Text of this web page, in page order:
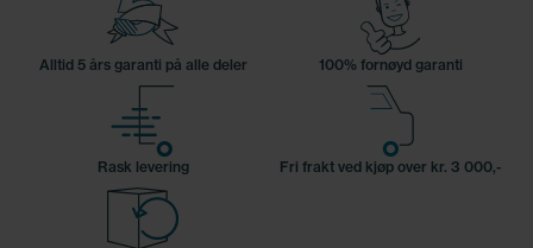
Alltid 5 års garanti på alle deler 100% fornøyd garanti
Rask levering Fri frakt ved kjøp over kr. 3 000,-